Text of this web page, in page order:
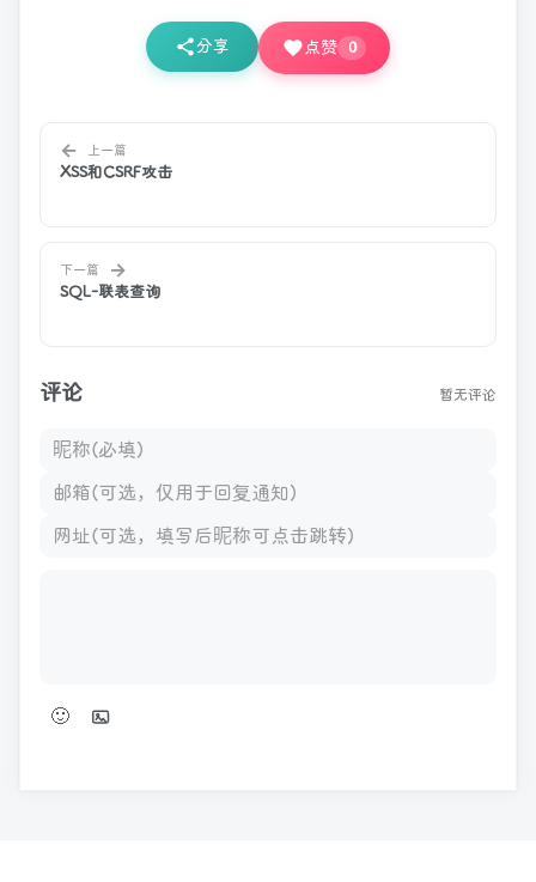
分享 点赞 0
← 上一篇
XSS和CSRF攻击
下一篇 →
SQL-联表查询
评论 暂无评论
🙂